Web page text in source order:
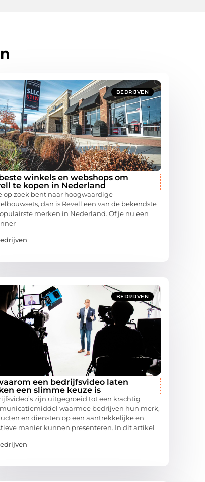
BEDRIJVEN
winkels en webshops om
te kopen in Nederland
op zoek bent naar hoogwaardige
dan is Revell een van de bekendste
merken in Nederland. Of je nu een
BEDRIJVEN
een bedrijfsvideo laten
een slimme keuze is
zijn uitgegroeid tot een krachtig
waarmee bedrijven hun merk,
en diensten op een aantrekkelijke en
manier kunnen presenteren. In dit artikel